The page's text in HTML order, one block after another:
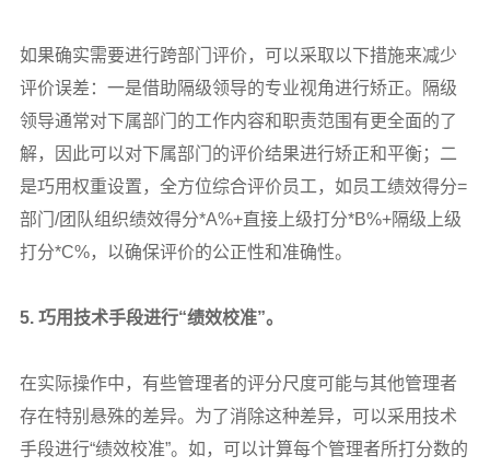
如果确实需要进行跨部门评价，可以采取以下措施来减少
评价误差：一是借助隔级领导的专业视角进行矫正。隔级
领导通常对下属部门的工作内容和职责范围有更全面的了
解，因此可以对下属部门的评价结果进行矫正和平衡；二
是巧用权重设置，全方位综合评价员工，如员工绩效得分=
部门/团队组织绩效得分*A%+直接上级打分*B%+隔级上级
打分*C%，以确保评价的公正性和准确性。
5. 巧用技术手段进行“绩效校准”。
在实际操作中，有些管理者的评分尺度可能与其他管理者
存在特别悬殊的差异。为了消除这种差异，可以采用技术
手段进行“绩效校准”。如，可以计算每个管理者所打分数的